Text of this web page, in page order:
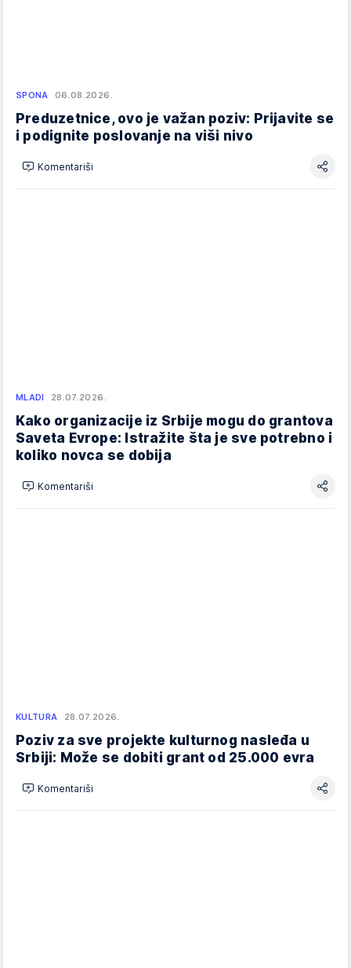
SPONA 06.08.2026.
Preduzetnice, ovo je važan poziv: Prijavite se
i podignite poslovanje na viši nivo
Komentariši
MLADI 28.07.2026.
Kako organizacije iz Srbije mogu do grantova
Saveta Evrope: Istražite šta je sve potrebno i
koliko novca se dobija
Komentariši
KULTURA 28.07.2026.
Poziv za sve projekte kulturnog nasleđa u
Srbiji: Može se dobiti grant od 25.000 evra
Komentariši